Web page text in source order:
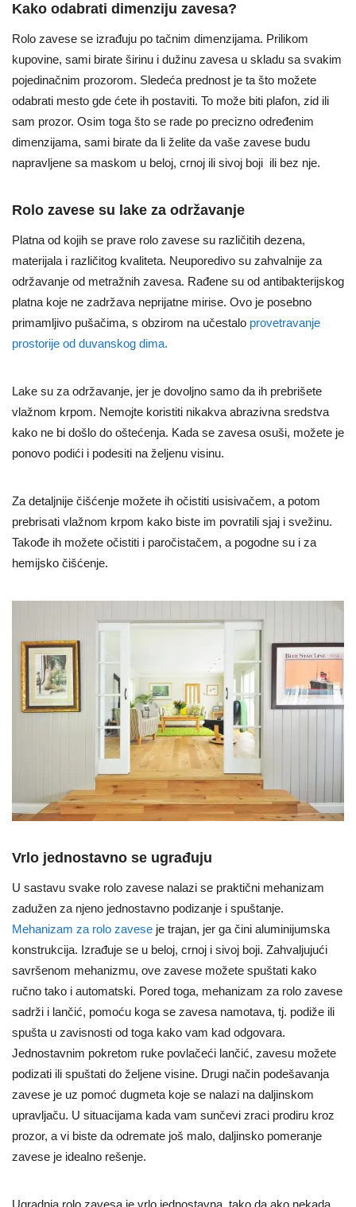
Kako odabrati dimenziju zavesa?
Rolo zavese se izrađuju po tačnim dimenzijama. Prilikom
kupovine, sami birate širinu i dužinu zavesa u skladu sa svakim
pojedinačnim prozorom. Sledeća prednost je ta što možete
odabrati mesto gde ćete ih postaviti. To može biti plafon, zid ili
sam prozor. Osim toga što se rade po precizno određenim
dimenzijama, sami birate da li želite da vaše zavese budu
napravljene sa maskom u beloj, crnoj ili sivoj boji ili bez nje.
Rolo zavese su lake za održavanje
Platna od kojih se prave rolo zavese su različitih dezena,
materijala i različitog kvaliteta. Neuporedivo su zahvalnije za
održavanje od metražnih zavesa. Rađene su od antibakterijskog
platna koje ne zadržava neprijatne mirise. Ovo je posebno
primamljivo pušačima, s obzirom na učestalo provetravanje
prostorije od duvanskog dima.
Lake su za održavanje, jer je dovoljno samo da ih prebrišete
vlažnom krpom. Nemojte koristiti nikakva abrazivna sredstva
kako ne bi došlo do oštećenja. Kada se zavesa osuši, možete je
ponovo podići i podesiti na željenu visinu.
Za detaljnije čišćenje možete ih očistiti usisivačem, a potom
prebrisati vlažnom krpom kako biste im povratili sjaj i svežinu.
Takođe ih možete očistiti i paročistačem, a pogodne su i za
hemijsko čišćenje.
Vrlo jednostavno se ugrađuju
U sastavu svake rolo zavese nalazi se praktični mehanizam
zadužen za njeno jednostavno podizanje i spuštanje.
Mehanizam za rolo zavese je trajan, jer ga čini aluminijumska
konstrukcija. Izrađuje se u beloj, crnoj i sivoj boji. Zahvaljujući
savršenom mehanizmu, ove zavese možete spuštati kako
ručno tako i automatski. Pored toga, mehanizam za rolo zavese
sadrži i lančić, pomoću koga se zavesa namotava, tj. podiže ili
spušta u zavisnosti od toga kako vam kad odgovara.
Jednostavnim pokretom ruke povlačeći lančić, zavesu možete
podizati ili spuštati do željene visine. Drugi način podešavanja
zavese je uz pomoć dugmeta koje se nalazi na daljinskom
upravljaču. U situacijama kada vam sunčevi zraci prodiru kroz
prozor, a vi biste da odremate još malo, daljinsko pomeranje
zavese je idealno rešenje.
Ugradnja rolo zavesa je vrlo jednostavna, tako da ako nekada